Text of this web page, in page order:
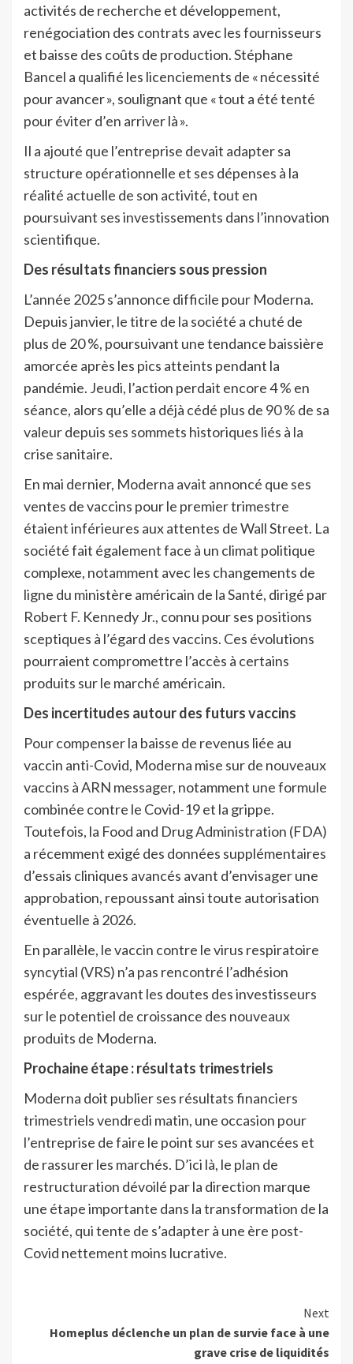
activités de recherche et développement,
renégociation des contrats avec les fournisseurs
et baisse des coûts de production. Stéphane
Bancel a qualifié les licenciements de « nécessité
pour avancer », soulignant que « tout a été tenté
pour éviter d’en arriver là ».
Il a ajouté que l’entreprise devait adapter sa
structure opérationnelle et ses dépenses à la
réalité actuelle de son activité, tout en
poursuivant ses investissements dans l’innovation
scientifique.
Des résultats financiers sous pression
L’année 2025 s’annonce difficile pour Moderna.
Depuis janvier, le titre de la société a chuté de
plus de 20 %, poursuivant une tendance baissière
amorcée après les pics atteints pendant la
pandémie. Jeudi, l’action perdait encore 4 % en
séance, alors qu’elle a déjà cédé plus de 90 % de sa
valeur depuis ses sommets historiques liés à la
crise sanitaire.
En mai dernier, Moderna avait annoncé que ses
ventes de vaccins pour le premier trimestre
étaient inférieures aux attentes de Wall Street. La
société fait également face à un climat politique
complexe, notamment avec les changements de
ligne du ministère américain de la Santé, dirigé par
Robert F. Kennedy Jr., connu pour ses positions
sceptiques à l’égard des vaccins. Ces évolutions
pourraient compromettre l’accès à certains
produits sur le marché américain.
Des incertitudes autour des futurs vaccins
Pour compenser la baisse de revenus liée au
vaccin anti-Covid, Moderna mise sur de nouveaux
vaccins à ARN messager, notamment une formule
combinée contre le Covid-19 et la grippe.
Toutefois, la Food and Drug Administration (FDA)
a récemment exigé des données supplémentaires
d’essais cliniques avancés avant d’envisager une
approbation, repoussant ainsi toute autorisation
éventuelle à 2026.
En parallèle, le vaccin contre le virus respiratoire
syncytial (VRS) n’a pas rencontré l’adhésion
espérée, aggravant les doutes des investisseurs
sur le potentiel de croissance des nouveaux
produits de Moderna.
Prochaine étape : résultats trimestriels
Moderna doit publier ses résultats financiers
trimestriels vendredi matin, une occasion pour
l’entreprise de faire le point sur ses avancées et
de rassurer les marchés. D’ici là, le plan de
restructuration dévoilé par la direction marque
une étape importante dans la transformation de la
société, qui tente de s’adapter à une ère post-
Covid nettement moins lucrative.
Reading
Next
Homeplus déclenche un plan de survie face à une
grave crise de liquidités